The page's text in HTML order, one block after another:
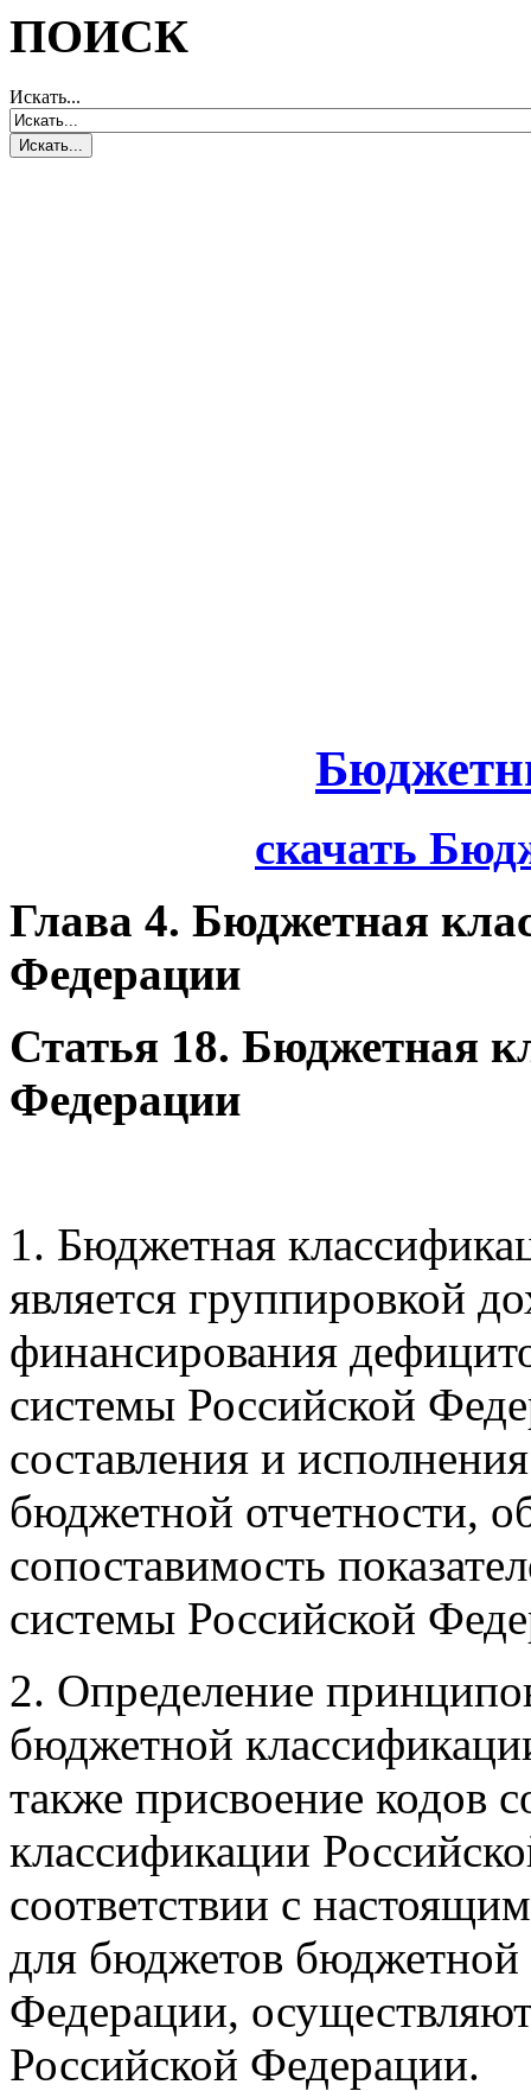
ПОИСК
Искать...
скачать
Глава 4. Бюджетная
Федерации
Статья 18. Бюджетная
Федерации
1. Бюджетная
является группировкой
финансирования
системы Российской
составления и
бюджетной отчетности,
сопоставимость
системы Российской
2. Определение
бюджетной
также присвоение кодов
классификации
соответствии с
для бюджетов бюджетной
Федерации,
Российской Федерации.